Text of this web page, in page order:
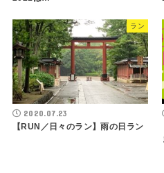
ラン
2020.07.23
【RUN／日々のラン】雨の日ラン